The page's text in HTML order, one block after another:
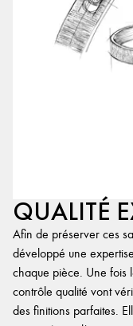
QUALITÉ
Afin de préserver ces
développé une
chaque pièce. Une fois
contrôle qualité vont
des finitions parfaites.